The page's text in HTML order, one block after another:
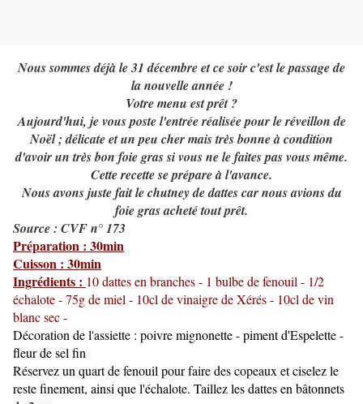
Nous sommes déjà le 31 décembre et ce soir c'est le passage de
la nouvelle année !
Votre menu est prêt ?
Aujourd'hui, je vous poste l'entrée réalisée pour le réveillon de
Noël ; délicate et un peu cher mais très bonne à condition
d'avoir un très bon foie gras si vous ne le faites pas vous même.
Cette recette se prépare à l'avance.
Nous avons juste fait le chutney de dattes car nous avions du
foie gras acheté tout prêt.
Source : CVF n° 173
Préparation : 30min
Cuisson : 30min
Ingrédients : 10 dattes en branches - 1 bulbe de fenouil - 1/2
échalote - 75g de miel - 10cl de vinaigre de Xérés - 10cl de vin
blanc sec -
Décoration de l'assiette : poivre mignonette - piment d'Espelette -
fleur de sel fin
Réservez un quart de fenouil pour faire des copeaux et ciselez le
reste finement, ainsi que l'échalote. Taillez les dattes en bâtonnets